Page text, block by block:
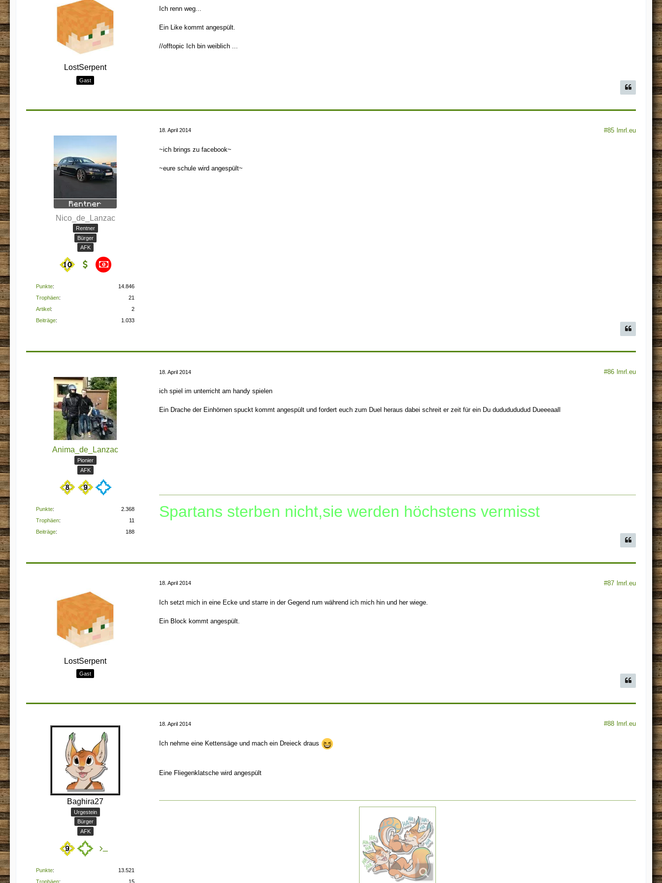
LostSerpent
Gast
Ich renn weg...
Ein Like kommt angespült.
//offtopic Ich bin weiblich ...
Nico_de_Lanzac
Rentner
Bürger
AFK
Punkte
14.846
Trophäen
21
Artikel
2
Beiträge
1.033
18. April 2014 #85 lmrl.eu
~ich brings zu facebook~
~eure schule wird angespült~
Anima_de_Lanzac
Pionier
AFK
Punkte
2.368
Trophäen
11
Beiträge
188
18. April 2014 #86 lmrl.eu
ich spiel im unterricht am handy spielen
Ein Drache der Einhörnen spuckt kommt angespült und fordert euch zum Duel heraus dabei schreit er zeit für ein Du dududududud Dueeeaall
Spartans sterben nicht,sie werden höchstens vermisst
LostSerpent
Gast
18. April 2014 #87 lmrl.eu
Ich setzt mich in eine Ecke und starre in der Gegend rum während ich mich hin und her wiege.
Ein Block kommt angespült.
Baghira27
Urgestein
Bürger
AFK
Punkte
13.521
Trophäen
15
18. April 2014 #88 lmrl.eu
Ich nehme eine Kettensäge und mach ein Dreieck draus
Eine Fliegenklatsche wird angespült